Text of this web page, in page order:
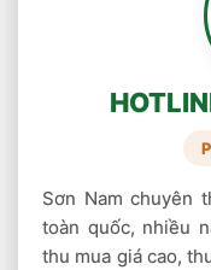
Thu Mua Phế
Thu
Mua Phế Liệu
Sơn Nam chuyên
toàn quốc, nhiều
thu mua giá cao,